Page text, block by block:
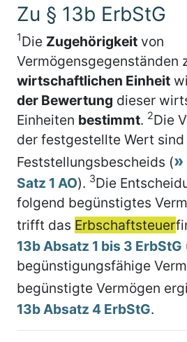
Zu § 13b ErbStG
1Die Zugehörigkeit von
Vermögensgegenständen
wirtschaftlichen Einheit
der Bewertung dieser
Einheiten bestimmt. 2Die
der festgestellte Wert
Feststellungsbescheids (
Satz 1 AO). 3Die
folgend begünstigtes
trifft das Erbschaftsteuer
13b Absatz 1 bis 3 ErbStG
begünstigungsfähige
begünstigte Vermögen
13b Absatz 4 ErbStG.